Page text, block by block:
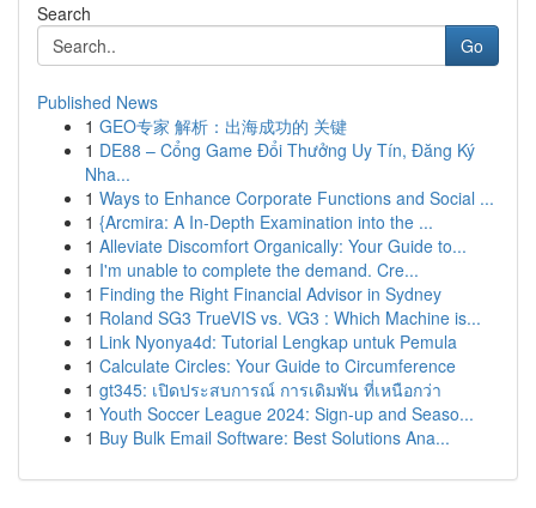
Search
Go
Published News
1 GEO专家 解析：出海成功的 关键
1 DE88 – Cổng Game Đổi Thưởng Uy Tín, Đăng Ký
Nha...
1 Ways to Enhance Corporate Functions and Social ...
1 {Arcmira: A In-Depth Examination into the ...
1 Alleviate Discomfort Organically: Your Guide to...
1 I'm unable to complete the demand. Cre...
1 Finding the Right Financial Advisor in Sydney
1 Roland SG3 TrueVIS vs. VG3 : Which Machine is...
1 Link Nyonya4d: Tutorial Lengkap untuk Pemula
1 Calculate Circles: Your Guide to Circumference
1 gt345: เปิดประสบการณ์ การเดิมพัน ที่เหนือกว่า
1 Youth Soccer League 2024: Sign-up and Seaso...
1 Buy Bulk Email Software: Best Solutions Ana...